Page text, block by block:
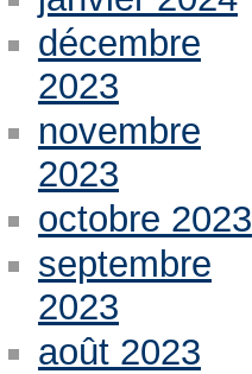
décembre
2023
novembre
2023
octobre 2023
septembre
2023
août 2023